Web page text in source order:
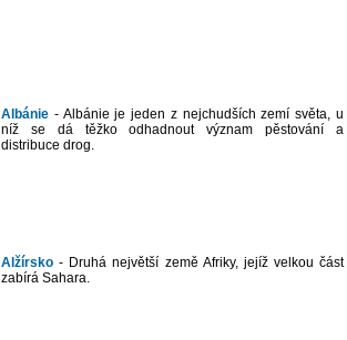
Albánie - Albánie je jeden z nejchudších zemí světa, u
níž se dá těžko odhadnout význam pěstování a
distribuce drog.
Alžírsko - Druhá největší země Afriky, jejíž velkou část
zabírá Sahara.